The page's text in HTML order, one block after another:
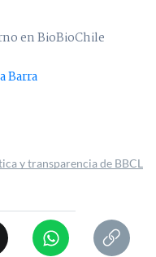
en BioBioChile
Barra
y transparencia de BBCL